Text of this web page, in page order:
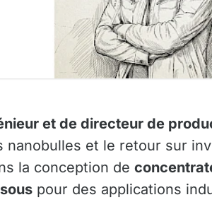
et de directeur de
et le retour sur
la conception de
pour des applications